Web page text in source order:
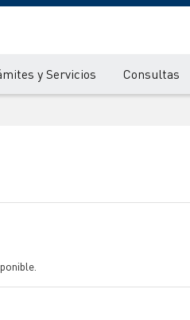
y Servicios Consultas